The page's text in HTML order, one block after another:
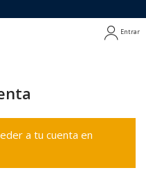
Entrar
a tu cuenta en